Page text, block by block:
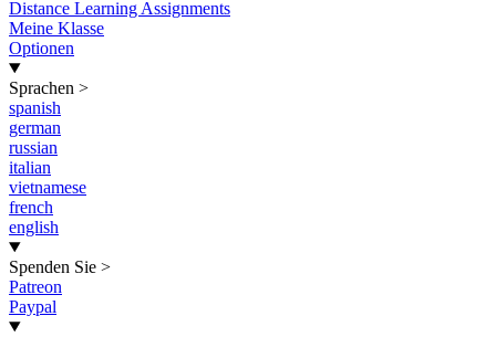
Distance Learning Assignments
Meine Klasse
Optionen
Sprachen >
spanish
german
russian
italian
vietnamese
french
english
Spenden Sie >
Patreon
Paypal